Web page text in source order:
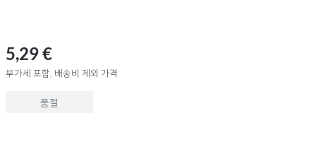
5,29 €
부가세 포함, 배송비 제외 가격
품절